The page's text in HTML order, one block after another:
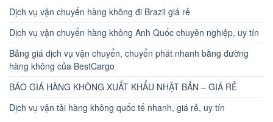
Dịch vụ vận chuyển hàng không đi Brazil giá rẻ
Dịch vụ vận chuyển hàng không Anh Quốc chuyên nghiệp, uy tín
Bảng giá dịch vụ vận chuyển, chuyển phát nhanh bằng đường
hàng không của BestCargo
BÁO GIÁ HÀNG KHÔNG XUẤT KHẨU NHẬT BẢN – GIÁ RẺ
Dịch vụ vận tải hàng không quốc tế nhanh, giá rẻ, uy tín